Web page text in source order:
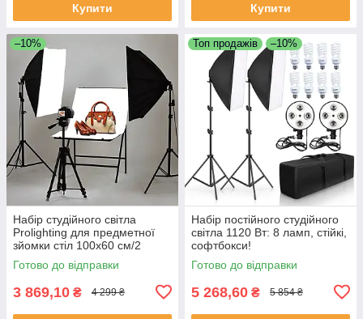
Купити Купити
–10%
Набір студійного світла
Prolighting для предметної
зйомки стіл 100х60 см/2
софтбокса 50х70 см/2
штатива
Готово до відправки
3 869,10 ₴ 4 299 ₴
Топ продажів –10%
Набір постійного студійного
світла 1120 Вт: 8 ламп, стійкі,
софтбокси!
Готово до відправки
5 268,60 ₴ 5 854 ₴